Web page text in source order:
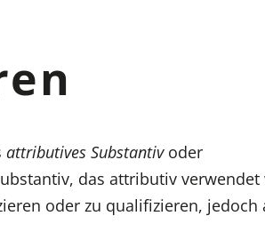
attributives Substantivoder
das attributiv verwendet
oder zu qualifizieren, jedoch